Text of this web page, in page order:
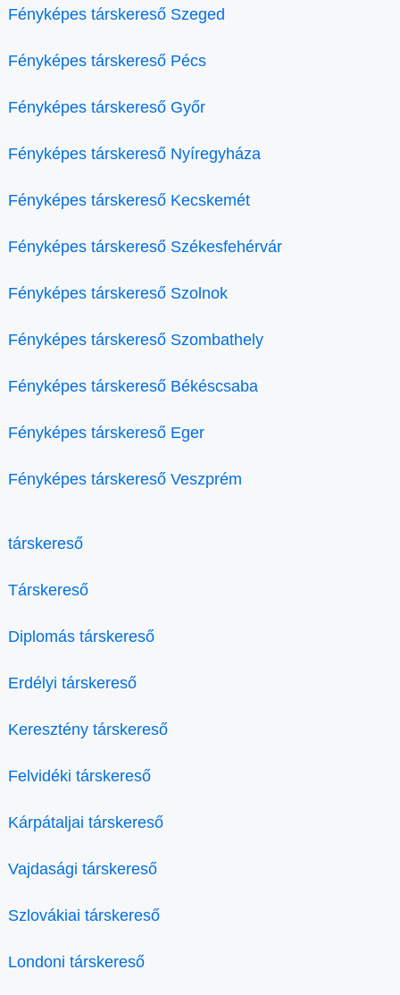
Fényképes társkereső Szeged
Fényképes társkereső Pécs
Fényképes társkereső Győr
Fényképes társkereső Nyíregyháza
Fényképes társkereső Kecskemét
Fényképes társkereső Székesfehérvár
Fényképes társkereső Szolnok
Fényképes társkereső Szombathely
Fényképes társkereső Békéscsaba
Fényképes társkereső Eger
Fényképes társkereső Veszprém
társkereső
Társkereső
Diplomás társkereső
Erdélyi társkereső
Keresztény társkereső
Felvidéki társkereső
Kárpátaljai társkereső
Vajdasági társkereső
Szlovákiai társkereső
Londoni társkereső